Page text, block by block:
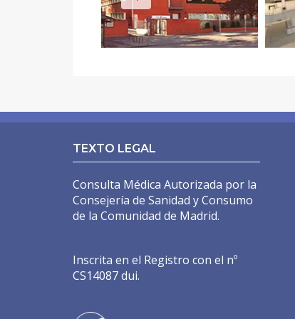
LIPOSUCCIÓN VASER EN MADRID
LIPOSUCCIÓN ALTA DEFINICIÓN EN MADRID
LIFTING DE BRAZOS
AUMENTO DE GLÚTEOS
CIRUGÍA POSTBARIÁTRICA
TEXTO LEGAL
Consulta Médica Autorizada por la
Consejería de Sanidad y Consumo
de la Comunidad de Madrid.
Inscrita en el Registro con el nº
CS14087 dui.